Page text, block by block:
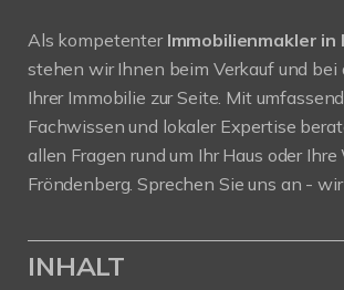
Als kompetenter Immobilienmakler in
stehen wir Ihnen beim Verkauf und bei
Ihrer Immobilie zur Seite. Mit
Fachwissen und lokaler Expertise
allen Fragen rund um Ihr Haus oder
Fröndenberg. Sprechen Sie uns an -
INHALT